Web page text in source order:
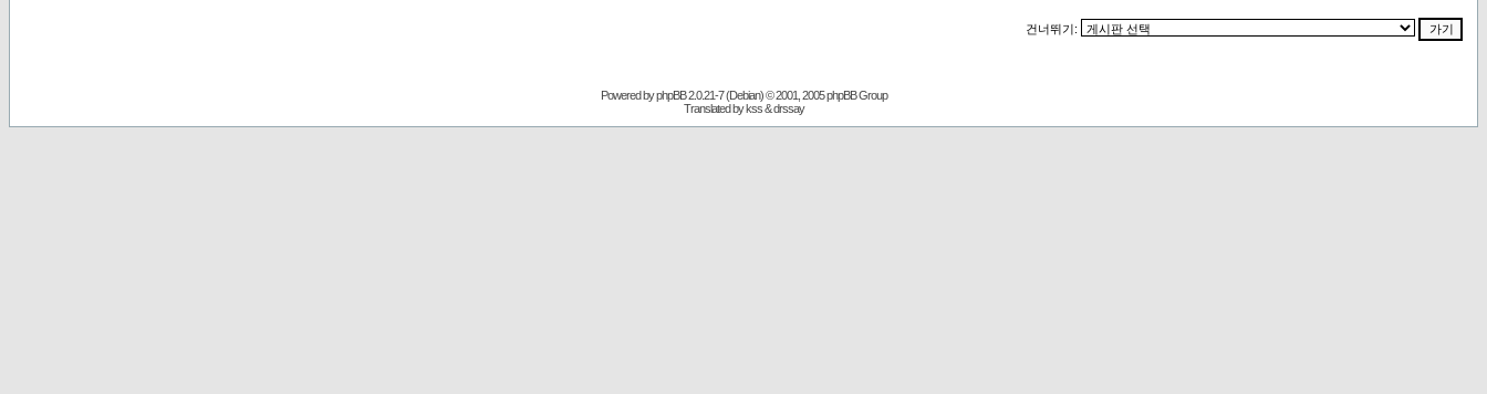
건너뛰기:
Powered byphpBB2.0.21-7 (Debian) © 2001, 2005 phpBB Group
Translated by kss & drssay